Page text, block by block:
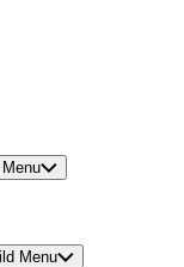
Menu